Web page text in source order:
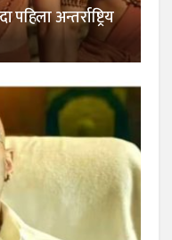
अन्तर्राष्ट्रिय